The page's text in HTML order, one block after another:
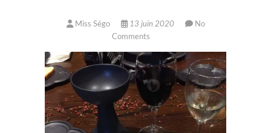
Miss Ségo 13 juin 2020
No
Comments